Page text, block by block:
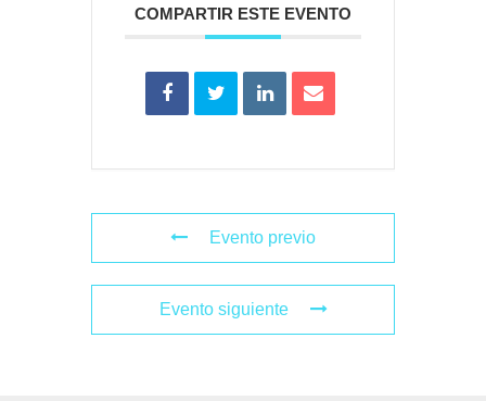
COMPARTIR ESTE EVENTO
Evento previo
Evento siguiente